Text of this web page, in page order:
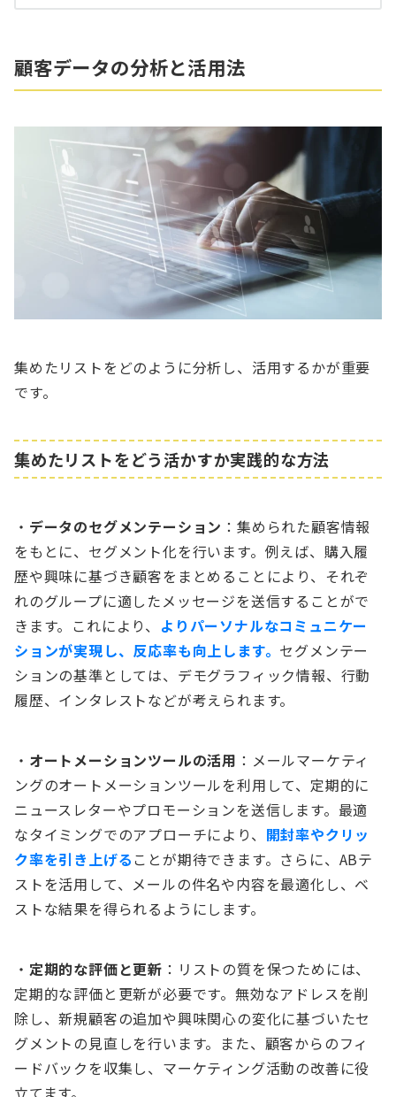
顧客データの分析と活用法
集めたリストをどのように分析し、活用するかが重要
です。
集めたリストをどう活かすか実践的な方法
・ データのセグメンテーション ：集められた顧客情報
をもとに、セグメント化を行います。例えば、購入履
歴や興味に基づき顧客をまとめることにより、それぞ
れのグループに適したメッセージを送信することがで
きます。これにより、 よりパーソナルなコミュニケー
ションが実現し、反応率も向上します。 セグメンテー
ションの基準としては、デモグラフィック情報、行動
履歴、インタレストなどが考えられます。
・ オートメーションツールの活用 ：メールマーケティ
ングのオートメーションツールを利用して、定期的に
ニュースレターやプロモーションを送信します。最適
なタイミングでのアプローチにより、 開封率やクリッ
ク率を引き上げる ことが期待できます。さらに、ABテ
ストを活用して、メールの件名や内容を最適化し、ベ
ストな結果を得られるようにします。
・ 定期的な評価と更新 ：リストの質を保つためには、
定期的な評価と更新が必要です。無効なアドレスを削
除し、新規顧客の追加や興味関心の変化に基づいたセ
グメントの見直しを行います。また、顧客からのフィ
ードバックを収集し、マーケティング活動の改善に役